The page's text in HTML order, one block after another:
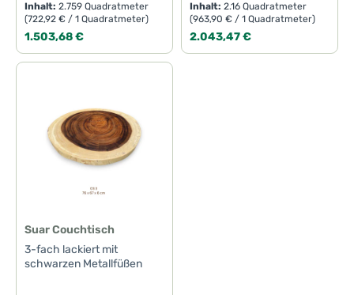
Inhalt:2.759 Quadratmeter
(722,92 € / 1 Quadratmeter)
Regulärer Preis:
1.503,68 €
Inhalt:2.16 Quadratmeter
(963,90 € / 1 Quadratmeter)
Regulärer Preis:
2.043,47 €
Suar Couchtisch
3-fach lackiert mit
schwarzen Metallfüßen